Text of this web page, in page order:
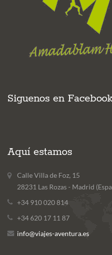
Siguenos en
Aquí estamos
Calle Villa de Foz, 15
28231 Las Rozas - Madrid
+34 910 020 814
+34 620 17 11 87
info@viajes-aventura.es